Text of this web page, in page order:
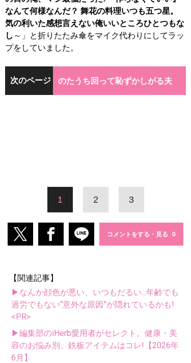
なんて何様なんだ？ 舞花の料理いつも五つ星。
気の利いた感想言えない俺いいところひとつもな
し ～」と折りたたみ傘をマイク代わりにしてラッ
プをしていました。
次のページ のたうち回って恥ずかしがる夫
1 2 3
コメントをする・見る
【関連記事】
▶なんか顔色が悪い、いつもだるい...年齢でも
過労でもない“意外な原因”が隠れているかも!
<PR>
▶編集部のiHerb愛用者がセレクト。健康・美
容のお悩み別、鉄板アイテムはコレ!【2026年
6月】